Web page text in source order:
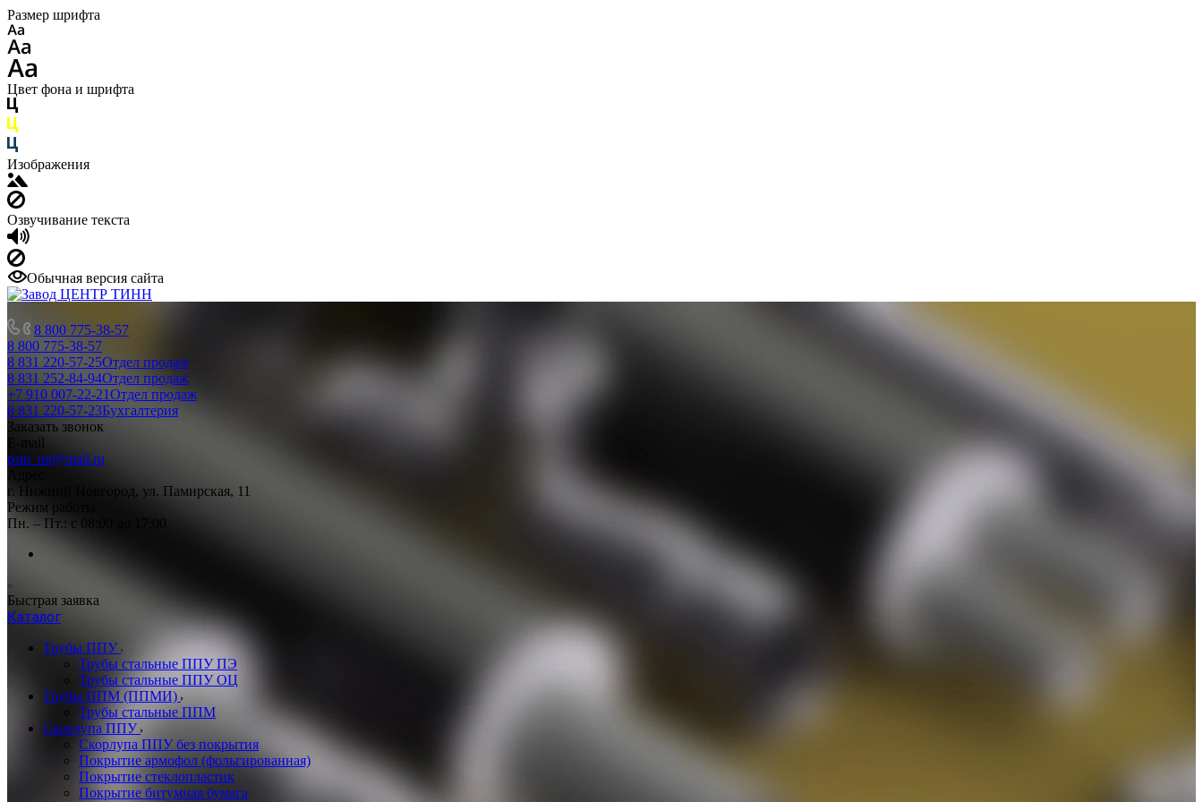
Размер шрифта
Цвет фона и шрифта
Изображения
Озвучивание текста
Обычная версия сайта
8 800 775-38-57
8 800 775-38-57
8 831 220-57-25Отдел продаж
8 831 252-84-94Отдел продаж
+7 910 007-22-21Отдел продаж
8 831 220-57-23Бухгалтерия
Заказать звонок
E-mail
psm_nn@mail.ru
г. Нижний Новгород, ул. Памирская, 11
Режим работы
Пн. – Пт.: с 08:00 до 17:00
Быстрая заявка
Каталог
Трубы ППУ
Трубы стальные ППУ ПЭ
Трубы стальные ППУ ОЦ
Трубы ППМ (ППМИ)
Трубы стальные ППМ
Скорлупа ППУ
Скорлупа ППУ без покрытия
Покрытие армофол (фольгированная)
Покрытие стеклопластик
Покрытие битумная бумага